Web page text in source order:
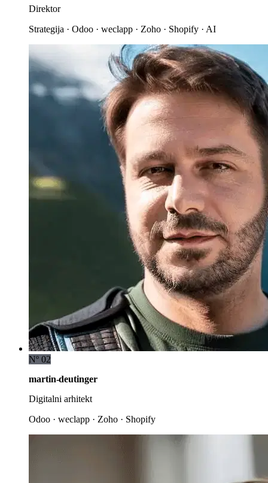
Direktor
Strategija · Odoo · weclapp · Zoho · Shopify · AI
Nº 02
martin-deutinger
Digitalni arhitekt
Odoo · weclapp · Zoho · Shopify